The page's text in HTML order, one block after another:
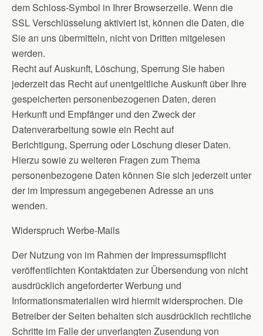
dem Schloss-Symbol in Ihrer Browserzeile. Wenn die
SSL Verschlüsselung aktiviert ist, können die Daten, die
Sie an uns übermitteln, nicht von Dritten mitgelesen
werden.
Recht auf Auskunft, Löschung, Sperrung Sie haben
jederzeit das Recht auf unentgeltliche Auskunft über Ihre
gespeicherten personenbezogenen Daten, deren
Herkunft und Empfänger und den Zweck der
Datenverarbeitung sowie ein Recht auf
Berichtigung, Sperrung oder Löschung dieser Daten.
Hierzu sowie zu weiteren Fragen zum Thema
personenbezogene Daten können Sie sich jederzeit unter
der im Impressum angegebenen Adresse an uns
wenden.
Widerspruch Werbe-Mails
Der Nutzung von im Rahmen der Impressumspflicht
veröffentlichten Kontaktdaten zur Übersendung von nicht
ausdrücklich angeforderter Werbung und
Informationsmaterialien wird hiermit widersprochen. Die
Betreiber der Seiten behalten sich ausdrücklich rechtliche
Schritte im Falle der unverlangten Zusendung von